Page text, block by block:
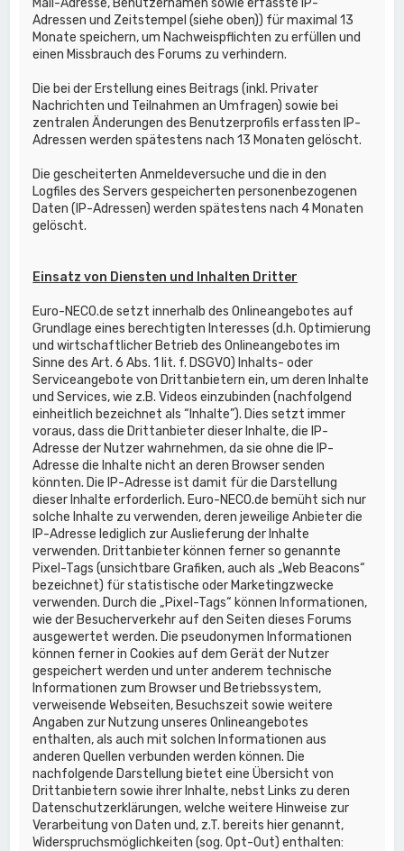
Adressen und Zeitstempel (siehe oben)) für maximal 13
Monate speichern, um Nachweispflichten zu erfüllen und
einen Missbrauch des Forums zu verhindern.
Die bei der Erstellung eines Beitrags (inkl. Privater
Nachrichten und Teilnahmen an Umfragen) sowie bei
zentralen Änderungen des Benutzerprofils erfassten IP-
Adressen werden spätestens nach 13 Monaten gelöscht.
Die gescheiterten Anmeldeversuche und die in den
Logfiles des Servers gespeicherten personenbezogenen
Daten (IP-Adressen) werden spätestens nach 4 Monaten
gelöscht.
Einsatz von Diensten und Inhalten Dritter
Euro-NECO.de setzt innerhalb des Onlineangebotes auf
Grundlage eines berechtigten Interesses (d.h. Optimierung
und wirtschaftlicher Betrieb des Onlineangebotes im
Sinne des Art. 6 Abs. 1 lit. f. DSGVO) Inhalts- oder
Serviceangebote von Drittanbietern ein, um deren Inhalte
und Services, wie z.B. Videos einzubinden (nachfolgend
einheitlich bezeichnet als “Inhalte”). Dies setzt immer
voraus, dass die Drittanbieter dieser Inhalte, die IP-
Adresse der Nutzer wahrnehmen, da sie ohne die IP-
Adresse die Inhalte nicht an deren Browser senden
könnten. Die IP-Adresse ist damit für die Darstellung
dieser Inhalte erforderlich. Euro-NECO.de bemüht sich nur
solche Inhalte zu verwenden, deren jeweilige Anbieter die
IP-Adresse lediglich zur Auslieferung der Inhalte
verwenden. Drittanbieter können ferner so genannte
Pixel-Tags (unsichtbare Grafiken, auch als „Web Beacons“
bezeichnet) für statistische oder Marketingzwecke
verwenden. Durch die „Pixel-Tags“ können Informationen,
wie der Besucherverkehr auf den Seiten dieses Forums
ausgewertet werden. Die pseudonymen Informationen
können ferner in Cookies auf dem Gerät der Nutzer
gespeichert werden und unter anderem technische
Informationen zum Browser und Betriebssystem,
verweisende Webseiten, Besuchszeit sowie weitere
Angaben zur Nutzung unseres Onlineangebotes
enthalten, als auch mit solchen Informationen aus
anderen Quellen verbunden werden können. Die
nachfolgende Darstellung bietet eine Übersicht von
Drittanbietern sowie ihrer Inhalte, nebst Links zu deren
Datenschutzerklärungen, welche weitere Hinweise zur
Verarbeitung von Daten und, z.T. bereits hier genannt,
Widerspruchsmöglichkeiten (sog. Opt-Out) enthalten: